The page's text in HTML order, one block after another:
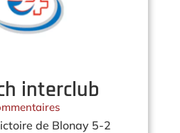
interclub
de Blonay 5-2